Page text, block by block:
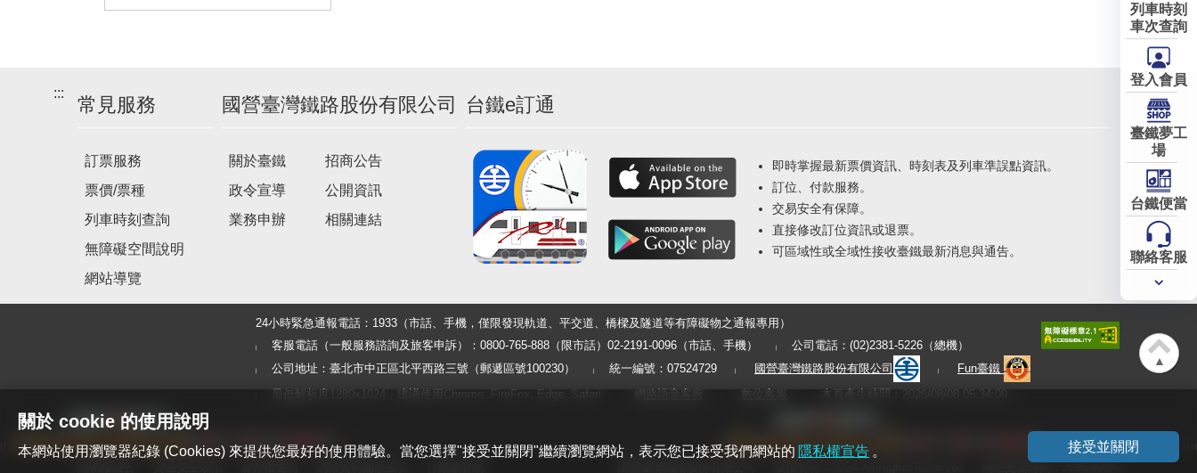
:::
常見服務
訂票服務
票價/票種
列車時刻查詢
無障礙空間說明
網站導覽
國營臺灣鐵路股份有限公司
關於臺鐵
政令宣導
業務申辦
招商公告
公開資訊
相關連結
台鐵e訂通
即時掌握最新票價資訊、時刻表及列車準誤點資訊。
訂位、付款服務。
交易安全有保障。
直接修改訂位資訊或退票。
可區域性或全域性接收臺鐵最新消息與通告。
24小時緊急通報電話：1933（市話、手機，僅限發現軌道、平交道、橋樑及隧道等有障礙物之通報專用）
客服電話（一般服務諮詢及旅客申訴）：0800-765-888（限市話）02-2191-0096（市話、手機）
公司電話：(02)2381-5226（總機）
公司地址：臺北市中正區北平西路三號（郵遞區號100230）
統一編號：07524729 國營臺灣鐵路股份有限公司
Fun臺鐵
最低解析度1280x1024，建議使用Chrome, FireFox, Edge, Safari
網路語音客服 數位客服 本頁產生時間：2026/08/08 05:34:09
列車時刻
車次查詢
登入會員
臺鐵夢工
場
台鐵便當
聯絡客服
常用
▲
關於 cookie 的使用說明
本網站使用瀏覽器紀錄 (Cookies) 來提供您最好的使用體驗。當您選擇"接受並關閉"繼續瀏覽網站，表示您已接受我們網站的 隱私權宣告 。 接受並關閉